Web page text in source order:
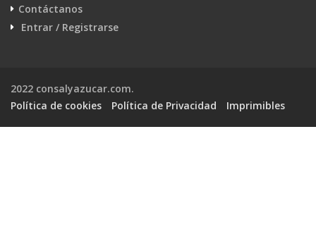
Contáctanos
Entrar / Registrarse
2022 consalyazucar.com.
Política de cookies
Política de Privacidad Imprimibles